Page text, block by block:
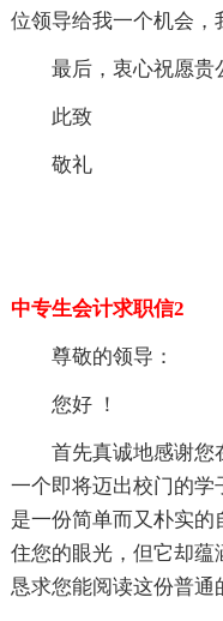
位领导给我一个机会，
最后，衷心祝愿贵
此致
敬礼
中专生会计求职信2
尊敬的领导：
您好 ！
首先真诚地感谢您
一个即将迈出校门的
是一份简单而又朴实的
住您的眼光，但它却
恳求您能阅读这份普通